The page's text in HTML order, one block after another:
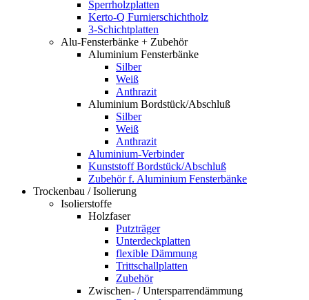
Sperrholzplatten
Kerto-Q Furnierschichtholz
3-Schichtplatten
Alu-Fensterbänke + Zubehör
Aluminium Fensterbänke
Silber
Weiß
Anthrazit
Aluminium Bordstück/Abschluß
Silber
Weiß
Anthrazit
Aluminium-Verbinder
Kunststoff Bordstück/Abschluß
Zubehör f. Aluminium Fensterbänke
Trockenbau / Isolierung
Isolierstoffe
Holzfaser
Putzträger
Unterdeckplatten
flexible Dämmung
Trittschallplatten
Zubehör
Zwischen- / Untersparrendämmung